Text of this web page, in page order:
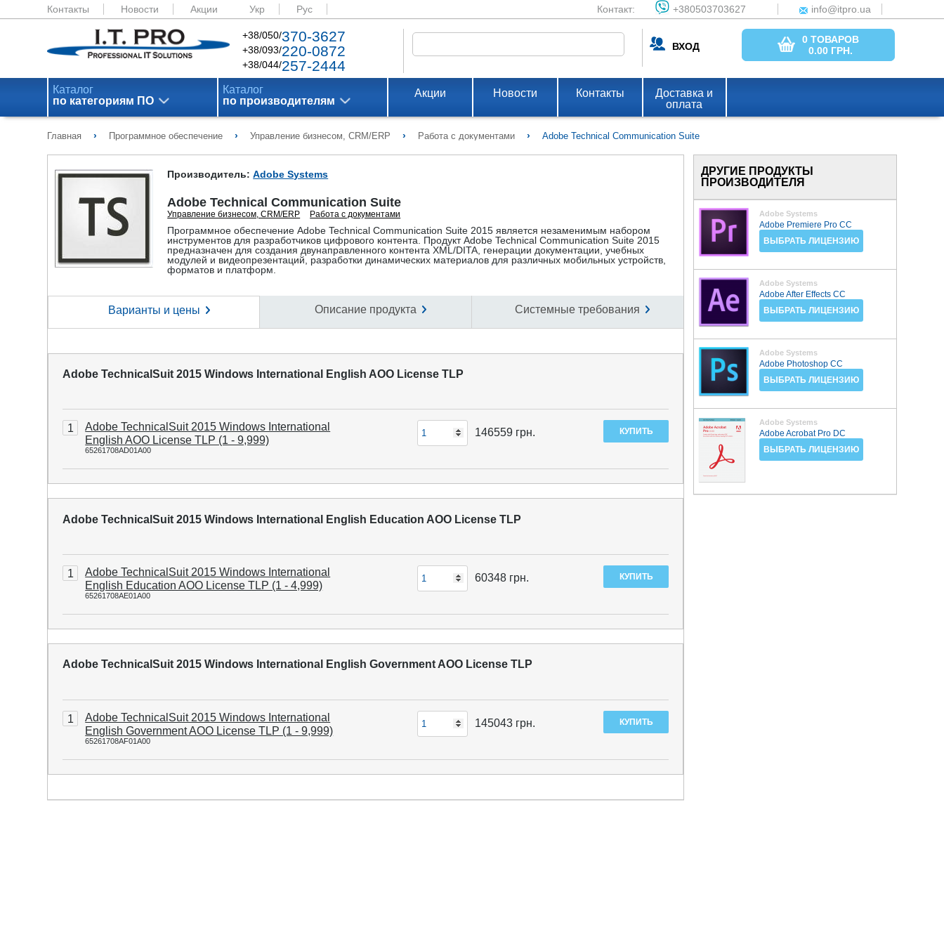
Контакты Новости Акции Укр Рус Контакт: +380503703627 info@itpro.ua
+38/050/370-3627
+38/093/220-0872
+38/044/257-2444
ВХОД
0 ТОВАРОВ
0.00 ГРН.
Каталог
по категориям ПО
Каталог
по производителям
Акции Новости Контакты
Доставка и
оплата
Главная › Программное обеспечение › Управление бизнесом, CRM/ERP › Работа с документами › Adobe Technical Communication Suite
Производитель:Adobe Systems
Adobe Technical Communication Suite
Управление бизнесом, CRM/ERP Работа с документами
Программное обеспечение Adobe Technical Communication Suite 2015 является незаменимым набором
инструментов для разработчиков цифрового контента. Продукт Adobe Technical Communication Suite 2015
предназначен для создания двунаправленного контента XML/DITA, генерации документации, учебных
модулей и видеопрезентаций, разработки динамических материалов для различных мобильных устройств,
форматов и платформ.
Варианты и цены Описание продукта Системные требования
Adobe TechnicalSuit 2015 Windows International English AOO License TLP
1
Adobe TechnicalSuit 2015 Windows International
English AOO License TLP (1 - 9,999)
65261708AD01A00
146559грн.
Adobe TechnicalSuit 2015 Windows International English Education AOO License TLP
1
Adobe TechnicalSuit 2015 Windows International
English Education AOO License TLP (1 - 4,999)
65261708AE01A00
60348грн.
Adobe TechnicalSuit 2015 Windows International English Government AOO License TLP
1
Adobe TechnicalSuit 2015 Windows International
English Government AOO License TLP (1 - 9,999)
65261708AF01A00
145043грн.
ДРУГИЕ ПРОДУКТЫ
ПРОИЗВОДИТЕЛЯ
Adobe Systems
Adobe Premiere Pro CC
ВЫБРАТЬ ЛИЦЕНЗИЮ
Adobe Systems
Adobe After Effects CC
ВЫБРАТЬ ЛИЦЕНЗИЮ
Adobe Systems
Adobe Photoshop CC
ВЫБРАТЬ ЛИЦЕНЗИЮ
Adobe Systems
Adobe Acrobat Pro DC
ВЫБРАТЬ ЛИЦЕНЗИЮ